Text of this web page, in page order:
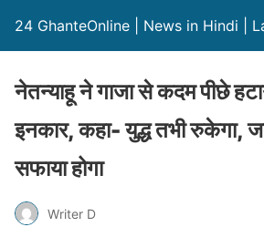
24 GhanteOnline | News in Hindi |
नेतन्याहू ने गाजा से कदम पीछे
इनकार, कहा- युद्ध तभी रुकेगा,
सफाया होगा
Writer D